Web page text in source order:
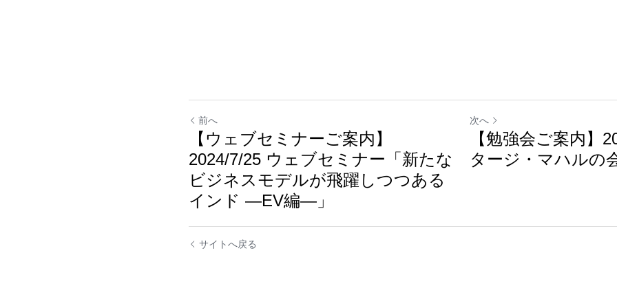
前へ
【ウェブセミナーご案内】
2024/7/25 ウェブセミナー「新たな
ビジネスモデルが飛躍しつつある
インド ―EV編―」
次へ
【勉強会ご案内】
タージ・マハルの
サイトへ戻る